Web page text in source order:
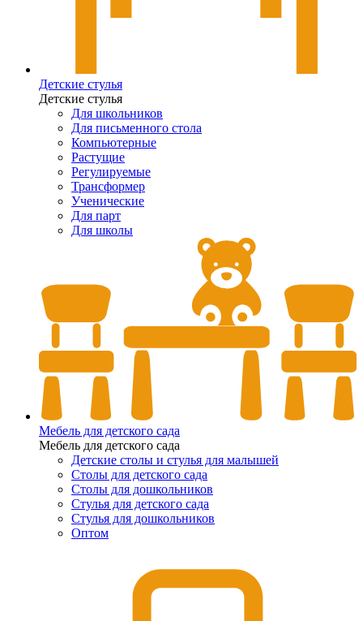
Детские стулья
Детские стулья
Для школьников
Для письменного стола
Компьютерные
Растущие
Регулируемые
Трансформер
Ученические
Для парт
Для школы
Мебель для детского сада
Мебель для детского сада
Детские столы и стулья для малышей
Столы для детского сада
Столы для дошкольников
Стулья для детского сада
Стулья для дошкольников
Оптом